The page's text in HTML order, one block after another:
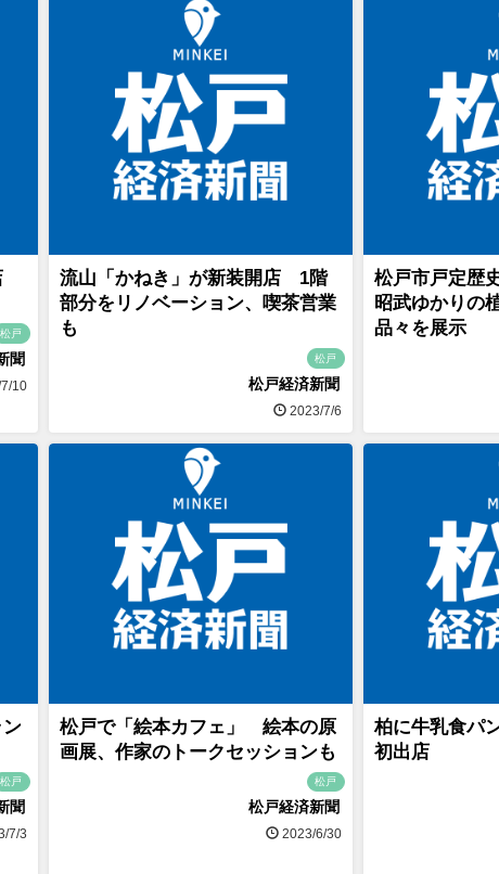
松戸
聞
10
流山「かねき」が新装開店 1階
部分をリノベーション、喫茶営業
も
松戸
松戸経済新聞
2023/7/6
松戸市戸定歴
昭武ゆかりの
品々を展示
松戸
聞
7/3
松戸で「絵本カフェ」 絵本の原
画展、作家のトークセッションも
松戸
松戸経済新聞
2023/6/30
柏に牛乳食パ
初出店